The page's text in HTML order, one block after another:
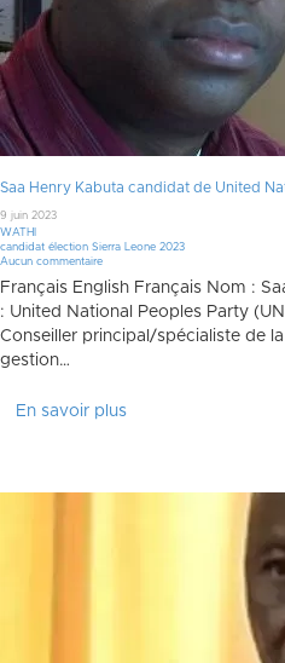
Saa Henry Kabuta candidat de United
9 juin 2023
WATHI
candidat élection Sierra Leone 2023
Aucun commentaire
Français English Français Nom :
: United National Peoples Party
Conseiller principal/spécialiste de
gestion…
En savoir plus